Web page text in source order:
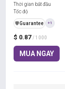
$ 0.87 / 1000
MUA NGAY
Thời gian bắt đầu
Tốc độ
️🛡️Guarantee +1